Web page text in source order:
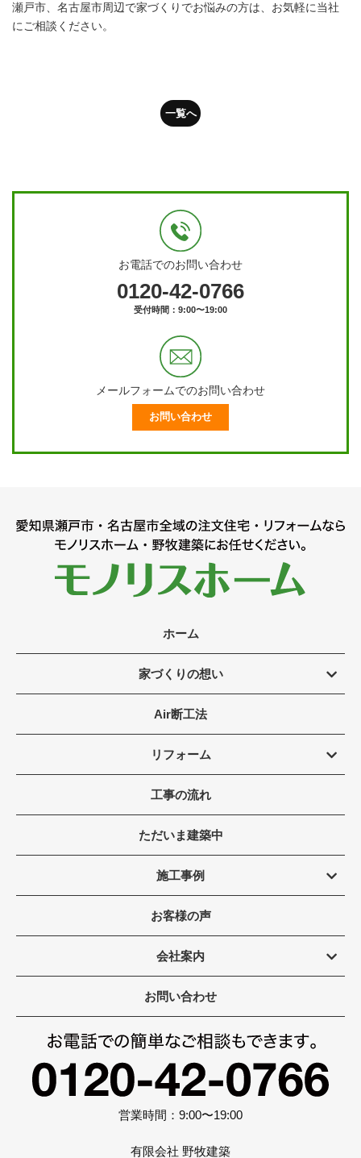
瀬戸市、名古屋市周辺で家づくりでお悩みの方は、お気軽に当社
にご相談ください。
一覧へ
お電話でのお問い合わせ
0120-42-0766
受付時間：9:00〜19:00
メールフォームでのお問い合わせ
お問い合わせ
ホーム
家づくりの想い
Air断工法
リフォーム
工事の流れ
ただいま建築中
施工事例
お客様の声
会社案内
お問い合わせ
営業時間：9:00〜19:00
有限会社 野牧建築